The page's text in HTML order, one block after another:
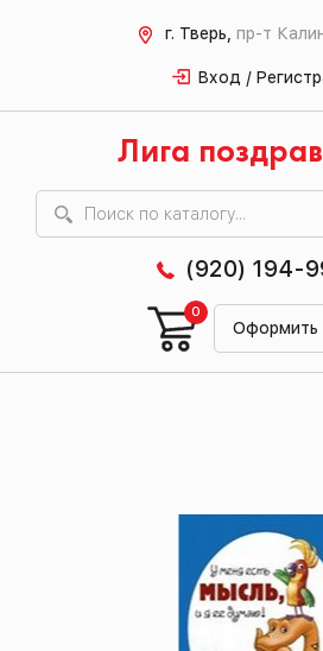
г. Тверь, пр-т
Вход /
Лига
(920) 194-
Оформить
0